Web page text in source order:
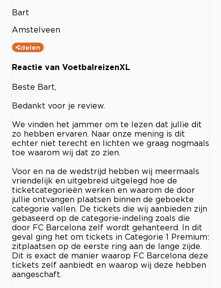
Bart
Amstelveen
delen
Reactie van VoetbalreizenXL
Beste Bart,
Bedankt voor je review.
We vinden het jammer om te lezen dat jullie dit
zo hebben ervaren. Naar onze mening is dit
echter niet terecht en lichten we graag nogmaals
toe waarom wij dat zo zien.
Voor en na de wedstrijd hebben wij meermaals
vriendelijk en uitgebreid uitgelegd hoe de
ticketcategorieën werken en waarom de door
jullie ontvangen plaatsen binnen de geboekte
categorie vallen. De tickets die wij aanbieden zijn
gebaseerd op de categorie-indeling zoals die
door FC Barcelona zelf wordt gehanteerd. In dit
geval ging het om tickets in Categorie 1 Premium:
zitplaatsen op de eerste ring aan de lange zijde.
Dit is exact de manier waarop FC Barcelona deze
tickets zelf aanbiedt en waarop wij deze hebben
aangeschaft.